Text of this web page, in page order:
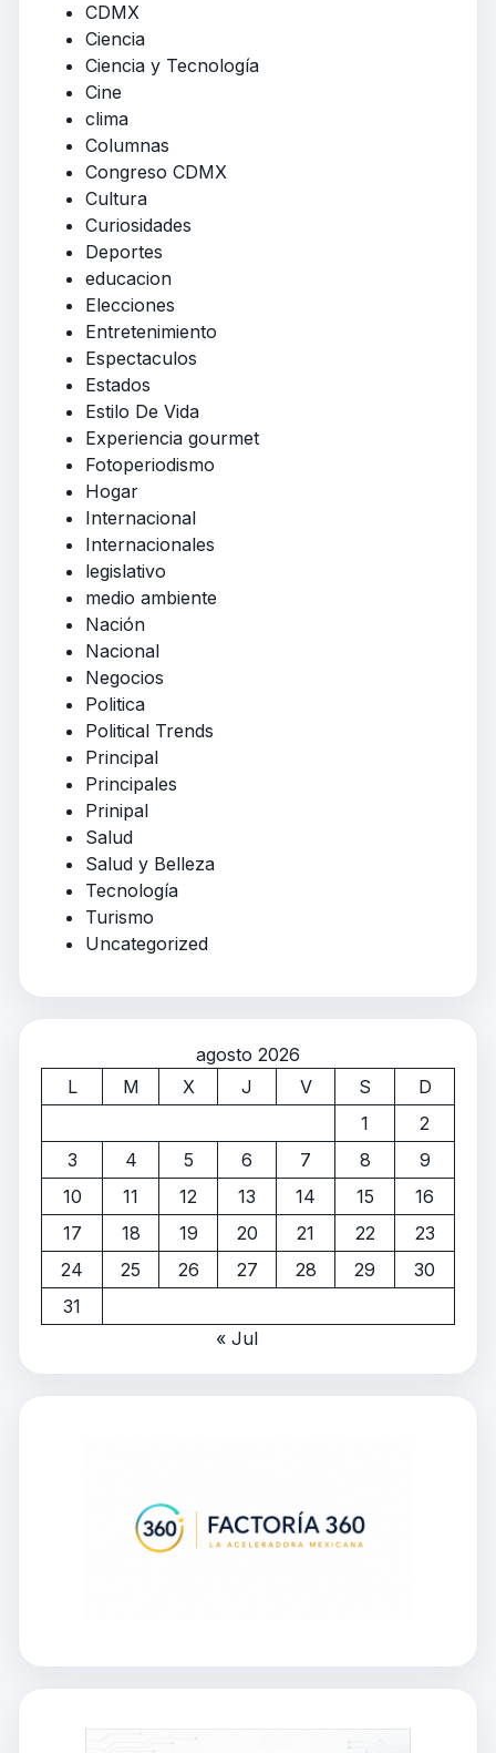
CDMX
Ciencia
Ciencia y Tecnología
Cine
clima
Columnas
Congreso CDMX
Cultura
Curiosidades
Deportes
educacion
Elecciones
Entretenimiento
Espectaculos
Estados
Estilo De Vida
Experiencia gourmet
Fotoperiodismo
Hogar
Internacional
Internacionales
legislativo
medio ambiente
Nación
Nacional
Negocios
Politica
Political Trends
Principal
Principales
Prinipal
Salud
Salud y Belleza
Tecnología
Turismo
Uncategorized
agosto 2026
L
M X J V S
D
1
2
3
4 5 6 7 8
9
10
11 12 13 14 15
16
17
18 19 20 21 22
23
24
25 26 27 28 29
30
31
« Jul